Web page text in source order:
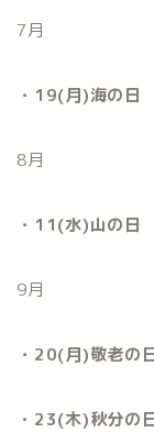
7月
・19(月)海の日
8月
・11(水)山の日
9月
・20(月)敬老の
・23(木)秋分の